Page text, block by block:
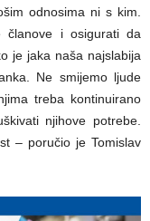
odnosima ni s kim.
članove i osigurati da
je jaka naša najslabija
Ne smijemo ljude
treba kontinuirano
njihove potrebe.
– poručio je Tomislav